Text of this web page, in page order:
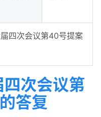
四次会议第40号提案
次会议第
答复